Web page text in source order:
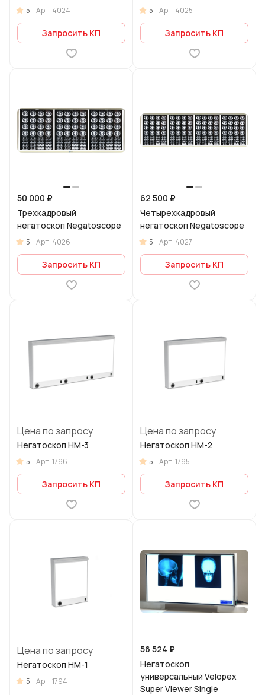
5 Арт. 4024
Запросить КП
5 Арт. 4025
Запросить КП
50 000 ₽
Трехкадровый
негатоскоп Negatoscope
5 Арт. 4026
Запросить КП
62 500 ₽
Четырехкадровый
негатоскоп Negatoscope
5 Арт. 4027
Запросить КП
Цена по запросу
Негатоскоп НМ-3
5 Арт.1796
Запросить КП
Цена по запросу
Негатоскоп НМ-2
5 Арт.1795
Запросить КП
Цена по запросу
Негатоскоп НМ-1
5 Арт.1794
56 524 ₽
Негатоскоп
универсальный Velopex
Super Viewer Single